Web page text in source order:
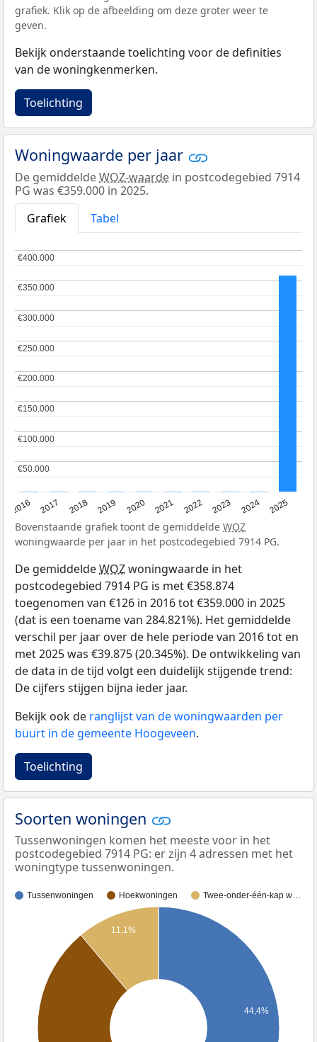
grafiek. Klik op de afbeelding om deze groter weer te
geven.
Bekijk onderstaande toelichting voor de definities
van de woningkenmerken.
Toelichting
Woningwaarde per jaar
De gemiddeldeWOZ-waarde in postcodegebied 7914
PG was €359.000 in 2025.
Grafiek
Tabel
2016 2017 2018 2019 2020 2021 2022 2023 2024 2025
€50.000
€50.000
€100.000
€100.000
€150.000
€150.000
€200.000
€200.000
€250.000
€250.000
€300.000
€300.000
€350.000
€350.000
€400.000
€400.000
Bovenstaande grafiek toont de gemiddelde WOZ
woningwaarde per jaar in het postcodegebied 7914 PG.
De gemiddeldeWOZwoningwaarde in het
postcodegebied 7914 PG is met €358.874
toegenomen van €126 in 2016 tot €359.000 in 2025
(dat is een toename van 284.821%). Het gemiddelde
verschil per jaar over de hele periode van 2016 tot en
met 2025 was €39.875 (20.345%). De ontwikkeling van
de data in de tijd volgt een duidelijk stijgende trend:
De cijfers stijgen bijna ieder jaar.
Bekijk ook de ranglijst van de woningwaarden per
buurt in de gemeente Hoogeveen.
Toelichting
Soorten woningen
Tussenwoningen komen het meeste voor in het
postcodegebied 7914 PG: er zijn 4 adressen met het
woningtype tussenwoningen.
Tussenwoningen Hoekwoningen Twee-onder-één-kap w…
44,4%
11,1%